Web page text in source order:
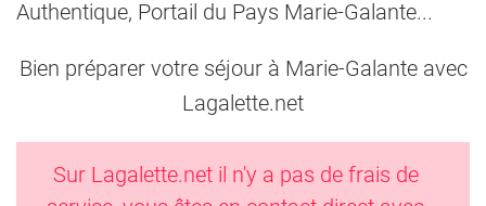
Authentique, Portail du Pays Marie-Galante...
Bien préparer votre séjour à Marie-Galante avec
Lagalette.net
Sur Lagalette.net il n'y a pas de frais de